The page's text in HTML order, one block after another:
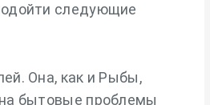
следующие
Она, как и Рыбы,
бытовые проблемы